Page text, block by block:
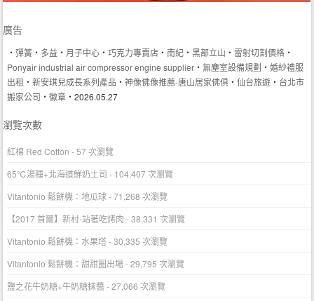
廣告
‧彈簧 ‧ 多益 ‧ 月子中心 ‧巧克力專賣店 ‧南紀 ‧黑部立山 ‧ 雷射切割價格 ‧
Ponyair industrial air compressor engine supplier ‧無塵室設備規劃 ‧婚紗禮服
出租 ‧新安琪兒成長系列產品 ‧神像佛像推薦-唐山居家佛俱 ‧仙台旅遊 ‧ 台北市
搬家公司 ‧徽章 ‧2026.05.27
瀏覽次數
紅棉 Red Cotton - 57 次瀏覽
65℃湯種+北海道鮮奶土司 - 104,407 次瀏覽
Vitantonio 鬆餅機：地瓜球- 71,268 次瀏覽
【2017 首爾】新村-站著吃烤肉 - 38,331 次瀏覽
Vitantonio 鬆餅機：水果塔- 30,335 次瀏覽
Vitantonio 鬆餅機：甜甜圈出場- 29,795 次瀏覽
鹽之花牛奶糖+牛奶糖抹醬- 27,066 次瀏覽